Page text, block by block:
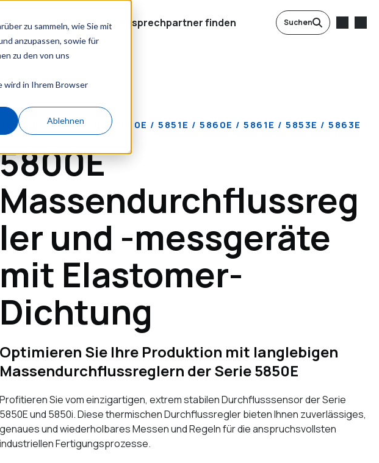
zu sammeln, wie Sie mit
anzupassen, sowie für
zu den von uns
wird in Ihrem Browser
Ablehnen
Unser Team Ansprechpartner finden Suchen
Verfügbare Modelle: 5850E / 5851E / 5860E / 5861E / 5853E / 5863E
5800E
Massendurchflussreg
ler und -messgeräte
mit Elastomer-
Dichtung
Optimieren Sie Ihre Produktion mit langlebigen
Massendurchflussreglern der Serie 5850E
Profitieren Sie vom einzigartigen, extrem stabilen Durchflusssensor der Serie
5850E und 5850i. Diese thermischen Durchflussregler bieten Ihnen zuverlässiges,
genaues und wiederholbares Messen und Regeln für die anspruchsvollsten
industriellen Fertigungsprozesse.